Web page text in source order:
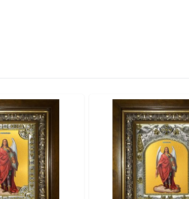
и освящение иконы.